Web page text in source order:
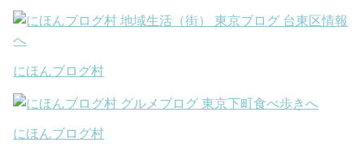
にほんブログ村
にほんブログ村